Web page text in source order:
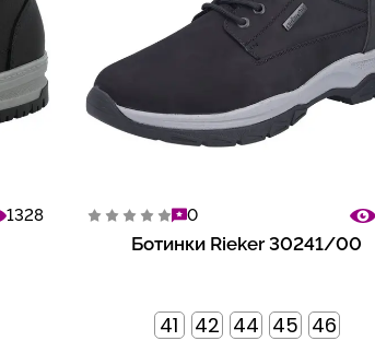
1328 0
Ботинки Rieker 30241/00
41 42 44 45 46